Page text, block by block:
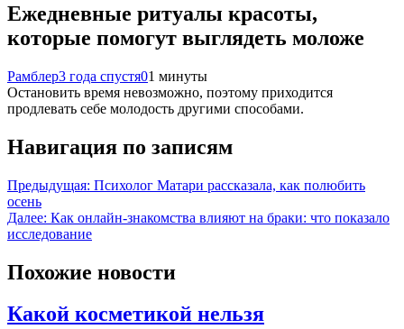
Ежедневные ритуалы красоты,
которые помогут выглядеть моложе
Рамблер3 года спустя01 минуты
Остановить время невозможно, поэтому приходится
продлевать себе молодость другими способами.
Навигация по записям
Предыдущая: Психолог Матари рассказала, как полюбить
осень
Далее: Как онлайн-знакомства влияют на браки: что показало
исследование
Похожие новости
Какой косметикой нельзя